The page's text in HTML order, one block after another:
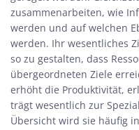
zusammenarbeiten, wie
werden und auf welchen
werden. Ihr wesentliches
so zu gestalten, dass
übergeordneten Ziele
erhöht die Produktivität,
trägt wesentlich zur
Übersicht wird sie häufig